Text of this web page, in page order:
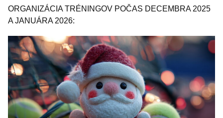
ORGANIZÁCIA TRÉNINGOV POČAS DECEMBRA 2025
A JANUÁRA 2026: